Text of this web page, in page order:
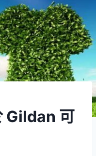
Gildan 可